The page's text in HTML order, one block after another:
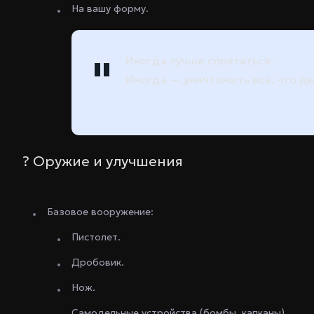
На вашу форму.
Иногда лучше спрятаться.
Иногда — уничтожить всё, что
? Оружие и улучшения
Базовое вооружение:
Пистолет.
Дробовик.
Нож.